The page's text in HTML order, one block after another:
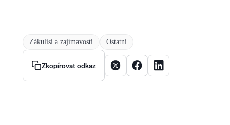
Zákulisí a zajímavosti Ostatní
Zkopírovat odkaz Sdílet článek na X
Sdílet článek na Facebooku
Sdílet článek na